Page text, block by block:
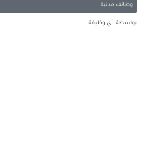
وظائف مدنية
بواسطة: أي وظيفة